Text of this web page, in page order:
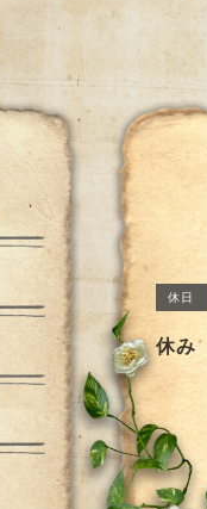
休日
休み